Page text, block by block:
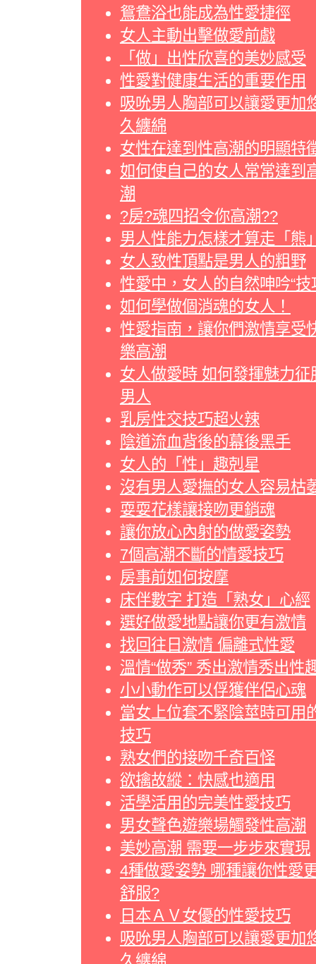
鴛鴦浴也能成為性愛捷徑
女人主動出擊做愛前戲
「做」出性欣喜的美妙感受
性愛對健康生活的重要作用
吸吮男人胸部可以讓愛更加
久纏綿
女性在達到性高潮的明顯特
如何使自己的女人常常達到
潮
?房?魂四招令你高潮??
男人性能力怎樣才算走「熊
女人致性頂點是男人的粗野
性愛中，女人的自然呻吟“技
如何學做個消魂的女人！
性愛指南，讓你們激情享受
樂高潮
女人做愛時 如何發揮魅力征
男人
乳房性交技巧超火辣
陰道流血背後的幕後黑手
女人的「性」趣剋星
沒有男人愛撫的女人容易枯
耍耍花樣讓接吻更銷魂
讓你放心內射的做愛姿勢
7個高潮不斷的情愛技巧
房事前如何按摩
床伴數字 打造「熟女」心經
選好做愛地點讓你更有激情
找回往日激情 偏離式性愛
溫情“做秀” 秀出激情秀出性
小小動作可以俘獲伴侶心魂
當女上位套不緊陰莖時可用
技巧
熟女們的接吻千奇百怪
欲擒故縱：快感也適用
活學活用的完美性愛技巧
男女聲色遊樂場觸發性高潮
美妙高潮 需要一步步來實現
4種做愛姿勢 哪種讓你性愛
舒服?
日本ＡＶ女優的性愛技巧
吸吮男人胸部可以讓愛更加